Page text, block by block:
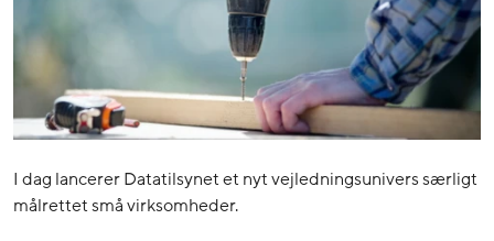
I dag lancerer Datatilsynet et nyt vejledningsunivers særligt
målrettet små virksomheder.